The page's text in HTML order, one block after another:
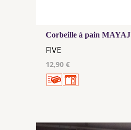
Corbeille à pain MAYAJ
FIVE
12,90 €